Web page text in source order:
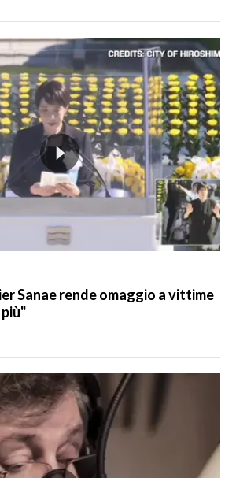
Sanae rende omaggio a vittime